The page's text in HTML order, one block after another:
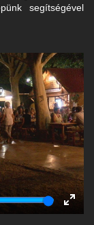
segítségével
Enter